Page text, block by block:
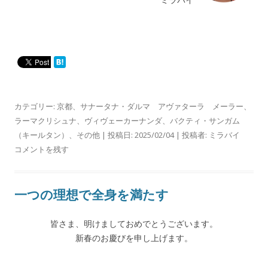
カテゴリー: 京都、 サナータナ・ダルマ アヴァターラ メーラー、
ラーマクリシュナ、 ヴィヴェーカーナンダ、 バクティ・サンガム
（キールタン） 、 その他 | 投稿日: 2025/02/04| 投稿者: ミラバイ
コメントを残す
一つの理想で全身を満たす
皆さま、明けましておめでとうございます。
新春のお慶びを申し上げます。